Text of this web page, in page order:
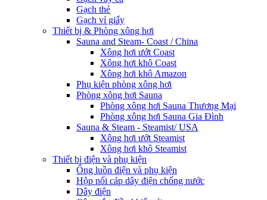
Gạch thẻ
Gạch vỉ giấy
Thiết bị & Phòng xông hơi
Sauna and Steam- Coast / China
Xông hơi ướt Coast
Xông hơi khô Coast
Xông hơi khô Amazon
Phụ kiện phòng xông hơi
Phòng xông hơi Sauna
Phòng xông hơi Sauna Thương Mại
Phòng xông hơi Sauna Gia Đình
Sauna & Steam - Steamist/ USA
Xông hơi ướt Steamist
Xông hơi khô Steamist
Thiết bị điện và phụ kiện
Ống luồn điện và phụ kiện
Hộp nối cáp dây điện chống nước
Dây điện